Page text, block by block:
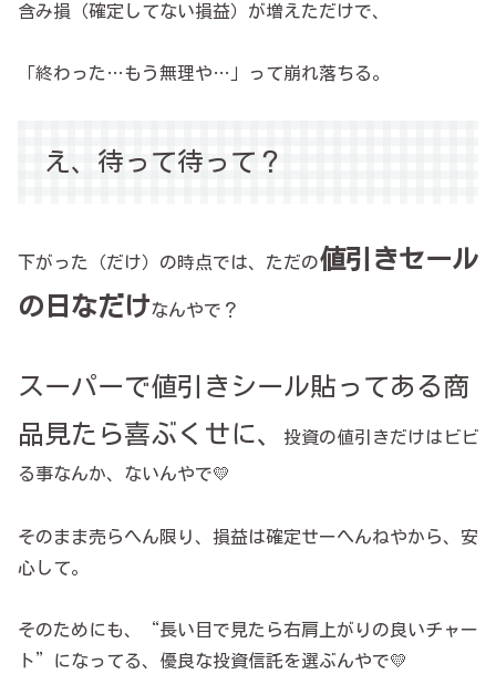
含み損（確定してない損益）が増えただけで、
「終わった…もう無理や…」って崩れ落ちる。
え、待って待って？
下がった（だけ）の時点では、ただの値引きセール
の日なだけなんやで？
スーパーで値引きシール貼ってある商
品見たら喜ぶくせに、
投資の値引きだけはビビ
る事なんか、ないんやで💛
そのまま売らへん限り、損益は確定せーへんねやから、安
心して。
そのためにも、“長い目で見たら右肩上がりの良いチャー
ト”になってる、優良な投資信託を選ぶんやで💛